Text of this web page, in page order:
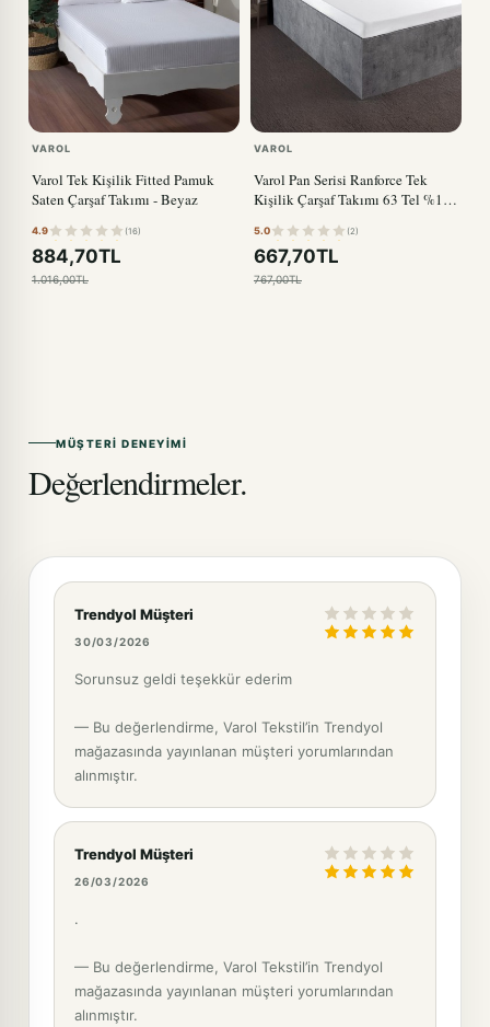
VAROL
Varol Tek Kişilik Fitted Pamuk
Saten Çarşaf Takımı - Beyaz
4.9 (16)
884,70TL
1.016,00TL
VAROL
Varol Pan Serisi Ranforce Tek
Kişilik Çarşaf Takımı 63 Tel %100
5.0 (2)
667,70TL
767,00TL
MÜŞTERI DENEYIMI
Değerlendirmeler.
Trendyol Müşteri
30/03/2026
Sorunsuz geldi teşekkür ederim
— Bu değerlendirme, Varol Tekstil’in Trendyol
mağazasında yayınlanan müşteri yorumlarından
alınmıştır.
Trendyol Müşteri
26/03/2026
.
— Bu değerlendirme, Varol Tekstil’in Trendyol
mağazasında yayınlanan müşteri yorumlarından
alınmıştır.